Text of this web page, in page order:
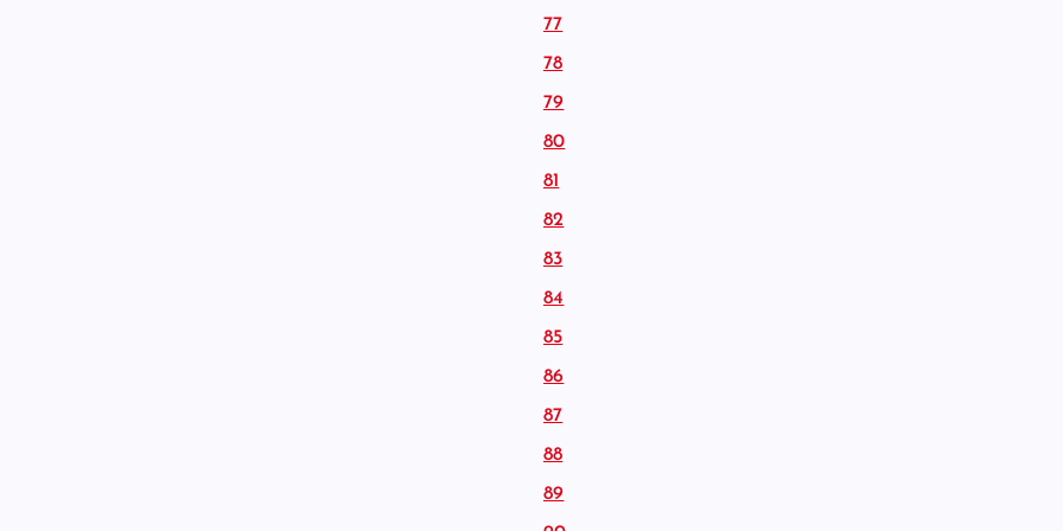
77
78
79
80
81
82
83
84
85
86
87
88
89